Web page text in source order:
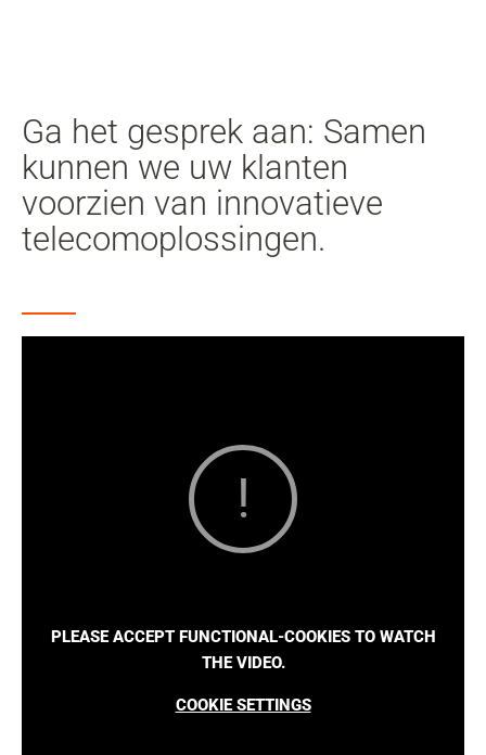
Naar zoeken overslaan
Naar taalkeuze overslaan
Skip to Cookie Configuration
Ga het gesprek aan: Samen
kunnen we uw klanten
voorzien van innovatieve
telecomoplossingen.
PLEASE ACCEPT FUNCTIONAL-COOKIES TO WATCH
THE VIDEO.
COOKIE SETTINGS